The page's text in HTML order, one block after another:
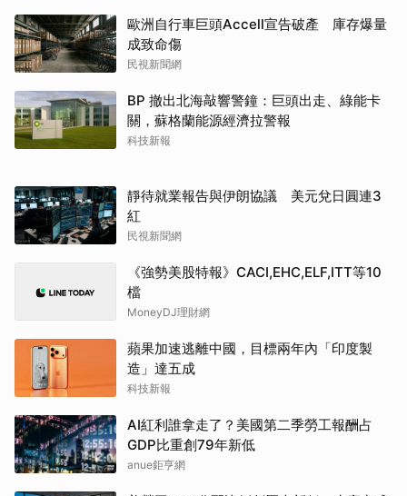
成致命傷
民視新聞網
關，蘇格蘭能源經濟拉警報
科技新報
民視新聞網
《強勢美股特報》CACI,EHC,ELF,ITT等10
MoneyDJ理財網
蘋果加速逃離中國，目標兩年內「印度製
科技新報
AI紅利誰拿走了？美國第二季勞工報酬占
anue鉅亨網
美勞工GDP分配比例創歷史新低 生產力成